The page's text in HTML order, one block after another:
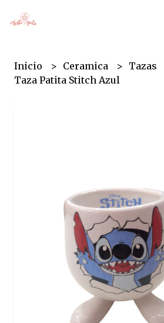
Inicio Ceramica Tazas
Taza Patita Stitch Azul